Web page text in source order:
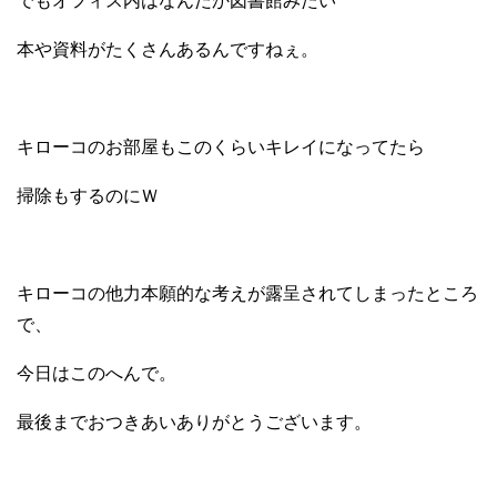
本や資料がたくさんあるんですねぇ。
キローコのお部屋もこのくらいキレイになってたら
掃除もするのにＷ
キローコの他力本願的な考えが露呈されてしまったところ
で、
今日はこのへんで。
最後までおつきあいありがとうございます。